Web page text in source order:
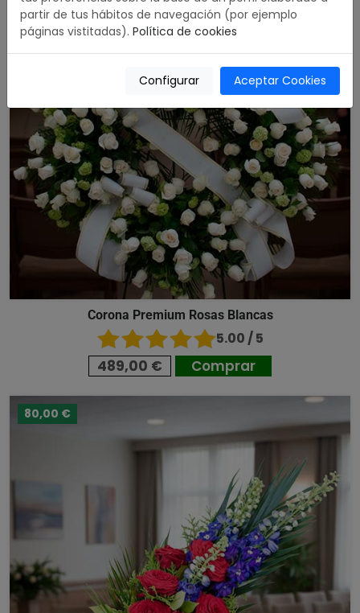
Corona Premium Rosas Blancas
5.00 / 5
489,00 € Comprar
80,00 €
partir de tus hábitos de navegación (por ejemplo
páginas vistitadas). Política de cookies
Configurar Aceptar Cookies